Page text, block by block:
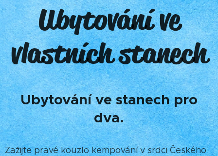
Ubytování ve
vlastních stanech
Ubytování ve stanech pro
dva.
Zažijte pravé kouzlo kempování v srdci Českého